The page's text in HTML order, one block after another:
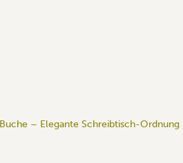
– Elegante Schreibtisch-Ordnung